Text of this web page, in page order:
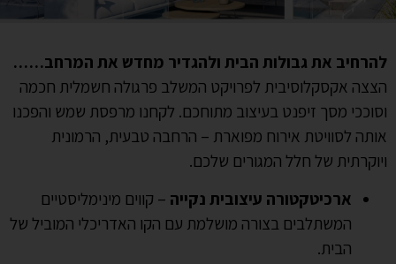
להרחיב את גבולות הבית ולהגדיר מחדש את המרחב……
הצצה אקסקלוסיבית לפרויקט המשלב פרגולה חשמלית חכמה
וסוככי מסך זיפנט בעיצוב מתוחכם. לקחנו מרפסת שמש והפכנו
אותה לסוויטת אירוח מפוארת – הרחבה טבעית, הרמונית
ויוקרתית של חלל המגורים שלכם.
ארכיטקטורה עיצובית נקייה – קווים מינימליסטיים
המשתלבים בצורה מושלמת עם הקו האדריכלי המוביל של
הבית.